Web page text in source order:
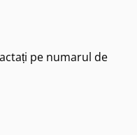
pe numarul de